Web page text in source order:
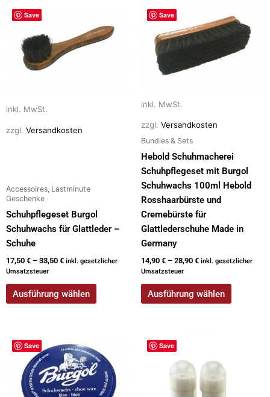
Save
inkl. MwSt.
zzgl. Versandkosten
Accessoires, Lastminute
Geschenke
Schuhpflegeset Burgol
Schuhwachs für Glattleder –
Schuhe
17,50 € – 33,50 € inkl. gesetzlicher
Umsatzsteuer
Ausführung wählen
Dieses
Produkt
weist
mehrere
Varianten
Optionen
auf
werden
Save
inkl. MwSt.
zzgl. Versandkosten
Bundles & Sets
Hebold Schuhmacherei
Schuhpflegeset mit Burgol
Schuhwachs 100ml Hebold
Rosshaarbürste und
Cremebürste für
Glattlederschuhe Made in
Germany
14,90 € – 28,90 € inkl. gesetzlicher
Umsatzsteuer
Ausführung wählen
Dieses
Produkt
weist
mehrere
Varianten
Optionen
können
auf
der
Produktseite
gewählt
werden
Save
Dieses
Produkt
weist
mehrere
Save
Dieses
Produkt